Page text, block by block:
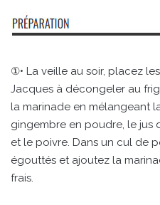
①• La veille au soir, placez
Jacques à décongeler au
la marinade en mélangeant
gingembre en poudre, le jus
et le poivre. Dans un cul de
égouttés et ajoutez la
frais.